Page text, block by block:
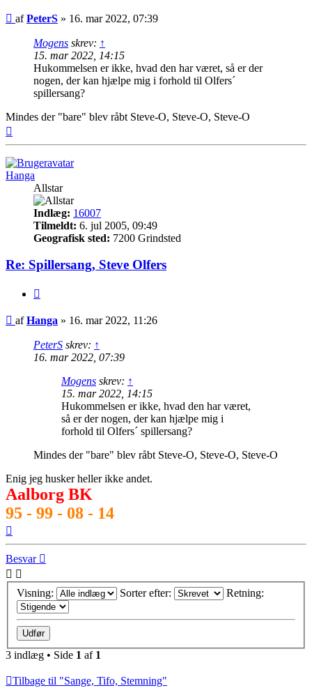
Indlæg
afPeterS » 16. mar 2022, 07:39
Mogens skrev: ↑
15. mar 2022, 14:15
Hukommelsen er ikke, hvad den har været, så er der
nogen, der kan hjælpe mig i forhold til Olfers´
spillersang?
Mindes der "bare" blev råbt Steve-O, Steve-O, Steve-O
Hanga
Allstar
Indlæg: 16007
Tilmeldt: 6. jul 2005, 09:49
Geografisk sted: 7200 Grindsted
Re: Spillersang, Steve Olfers
Indlæg
afHanga » 16. mar 2022, 11:26
PeterS skrev: ↑
16. mar 2022, 07:39
Mogens skrev: ↑
15. mar 2022, 14:15
Hukommelsen er ikke, hvad den har været,
så er der nogen, der kan hjælpe mig i
forhold til Olfers´ spillersang?
Mindes der "bare" blev råbt Steve-O, Steve-O, Steve-O
Enig jeg husker heller ikke andet.
Aalborg BK
95 - 99 - 08 - 14
Besvar
Visning: Sorter efter: Retning:
3 indlæg • Side 1 af 1
Tilbage til "Sange, Tifo, Stemning"